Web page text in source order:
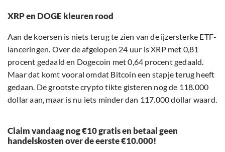
XRP en DOGE kleuren rood
Aan de koersen is niets terug te zien van de ijzersterke ETF-
lanceringen. Over de afgelopen 24 uur is XRP met 0,81
procent gedaald en Dogecoin met 0,64 procent gedaald.
Maar dat komt vooral omdat Bitcoin een stapje terug heeft
gedaan. De grootste crypto tikte gisteren nog de 118.000
dollar aan, maar is nu iets minder dan 117.000 dollar waard.
Claim vandaag nog €10 gratis en betaal geen
handelskosten over de eerste €10.000!